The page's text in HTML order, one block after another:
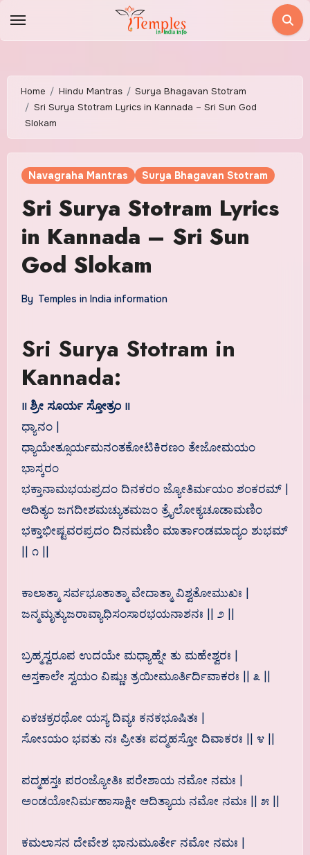
Home Hindu Mantras
Surya Bhagavan Stotram
Sri Surya Stotram Lyrics in Kannada – Sri Sun God
Slokam
Navagraha Mantras Surya Bhagavan Stotram
Sri Surya Stotram Lyrics
in Kannada – Sri Sun
God Slokam
By Temples in India information
Sri Surya Stotram in
Kannada:
॥ ಶ್ರೀ ಸೂರ್ಯ ಸ್ತೋತ್ರಂ ॥
ಧ್ಯಾನಂ |
ಧ್ಯಾಯೇತ್ಸೂರ್ಯಮನಂತಕೋಟಿಕಿರಣಂ ತೇಜೋಮಯಂ
ಭಾಸ್ಕರಂ
ಭಕ್ತಾನಾಮಭಯಪ್ರದಂ ದಿನಕರಂ ಜ್ಯೋತಿರ್ಮಯಂ ಶಂಕರಮ್ |
ಆದಿತ್ಯಂ ಜಗದೀಶಮಚ್ಯುತಮಜಂ ತ್ರೈಲೋಕ್ಯಚೂಡಾಮಣಿಂ
ಭಕ್ತಾಭೀಷ್ಟವರಪ್ರದಂ ದಿನಮಣಿಂ ಮಾರ್ತಾಂಡಮಾದ್ಯಂ ಶುಭಮ್
|| ೧ ||
ಕಾಲಾತ್ಮಾ ಸರ್ವಭೂತಾತ್ಮಾ ವೇದಾತ್ಮಾ ವಿಶ್ವತೋಮುಖಃ |
ಜನ್ಮಮೃತ್ಯುಜರಾವ್ಯಾಧಿಸಂಸಾರಭಯನಾಶನಃ || ೨ ||
ಬ್ರಹ್ಮಸ್ವರೂಪ ಉದಯೇ ಮಧ್ಯಾಹ್ನೇ ತು ಮಹೇಶ್ವರಃ |
ಅಸ್ತಕಾಲೇ ಸ್ವಯಂ ವಿಷ್ಣುಃ ತ್ರಯೀಮೂರ್ತಿರ್ದಿವಾಕರಃ || ೩ ||
ಏಕಚಕ್ರರಥೋ ಯಸ್ಯ ದಿವ್ಯಃ ಕನಕಭೂಷಿತಃ |
ಸೋಽಯಂ ಭವತು ನಃ ಪ್ರೀತಃ ಪದ್ಮಹಸ್ತೋ ದಿವಾಕರಃ || ೪ ||
ಪದ್ಮಹಸ್ತಃ ಪರಂಜ್ಯೋತಿಃ ಪರೇಶಾಯ ನಮೋ ನಮಃ |
ಅಂಡಯೋನಿರ್ಮಹಾಸಾಕ್ಷೀ ಆದಿತ್ಯಾಯ ನಮೋ ನಮಃ || ೫ ||
ಕಮಲಾಸನ ದೇವೇಶ ಭಾನುಮೂರ್ತೇ ನಮೋ ನಮಃ |